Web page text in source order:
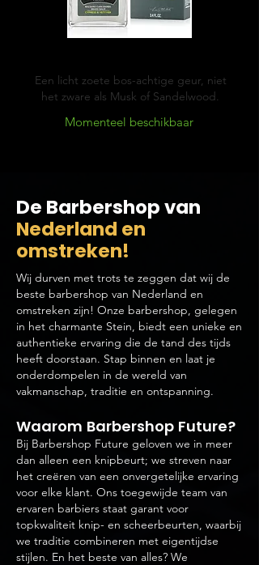
Een licht zoete bos-achtige geur, niet
het zware als Musk of Sandelwood.
Momenteel beschikbaar
De Barbershop van
Nederland en
omstreken!
Wij durven met trots te zeggen dat wij de
beste barbershop van Nederland en
omstreken zijn! Onze barbershop, gelegen
in het charmante Stein, biedt een unieke en
authentieke ervaring die de tand des tijds
heeft doorstaan. Stap binnen en laat je
onderdompelen in de wereld van
vakmanschap, traditie en ontspanning.
Waarom Barbershop Future?
Bij Barbershop Future geloven we in meer
dan alleen een knipbeurt; we streven naar
het creëren van een onvergetelijke ervaring
voor elke klant. Ons toegewijde team van
ervaren barbiers staat garant voor
topkwaliteit knip- en scheerbeurten, waarbij
we traditie combineren met eigentijdse
stijlen. En het beste van alles? We